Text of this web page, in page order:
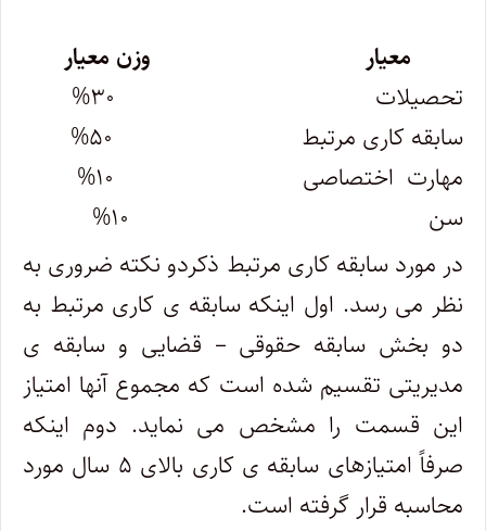
معیار وزن معیار
تحصیلات ۳۰%
سابقه کاری مرتبط ۵۰%
مهارت اختصاصی ۱۰%
سن ۱۰%
در مورد سابقه کاری مرتبط ذکردو نکته ضروری به
نظر می رسد. اول اینکه سابقه ی کاری مرتبط به
دو بخش سابقه حقوقی – قضایی و سابقه ی
مدیریتی تقسیم شده است که مجموع آنها امتیاز
این قسمت را مشخص می نماید. دوم اینکه
صرفاً امتیازهای سابقه ی کاری بالای ۵ سال مورد
محاسبه قرار گرفته است.